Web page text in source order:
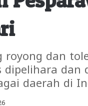
royong dan
dipelihara dan
daerah di